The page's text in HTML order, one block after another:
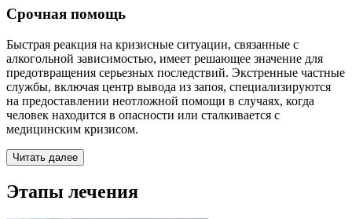
Срочная помощь
Быстрая реакция на кризисные ситуации, связанные с
алкогольной зависимостью, имеет решающее значение для
предотвращения серьезных последствий. Экстренные частные
службы, включая центр вывода из запоя, специализируются
на предоставлении неотложной помощи в случаях, когда
человек находится в опасности или сталкивается с
медицинским кризисом.
Читать далее
Этапы лечения